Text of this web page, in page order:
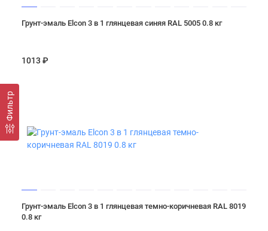
Фильтр
Грунт-эмаль Elcon 3 в 1 глянцевая синяя RAL 5005 0.8 кг
1013 ₽
Грунт-эмаль Elcon 3 в 1 глянцевая темно-коричневая RAL 8019
0.8 кг